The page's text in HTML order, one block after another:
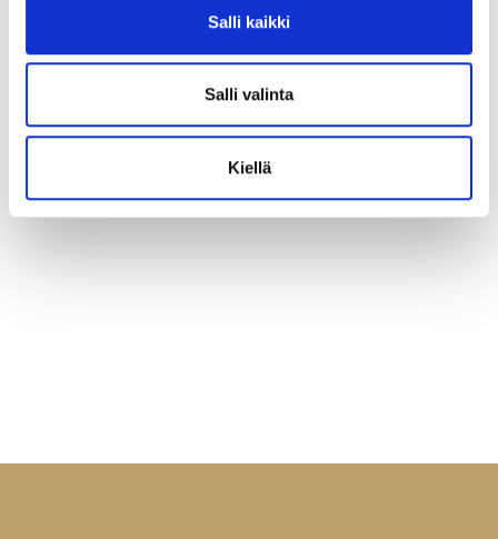
Salli kaikki
Salli valinta
Kiellä